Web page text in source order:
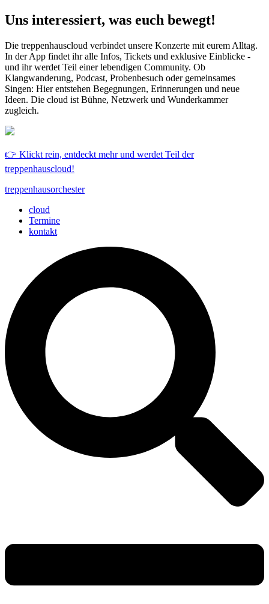
Uns interessiert, was euch bewegt!
Die treppenhauscloud verbindet unsere Konzerte mit eurem Alltag.
In der App findet ihr alle Infos, Tickets und exklusive Einblicke -
und ihr werdet Teil einer lebendigen Community. Ob
Klangwanderung, Podcast, Probenbesuch oder gemeinsames
Singen: Hier entstehen Begegnungen, Erinnerungen und neue
Ideen. Die cloud ist Bühne, Netzwerk und Wunderkammer
zugleich.
👉 Klickt rein, entdeckt mehr und werdet Teil der
treppenhauscloud!
treppenhausorchester
cloud
Termine
kontakt